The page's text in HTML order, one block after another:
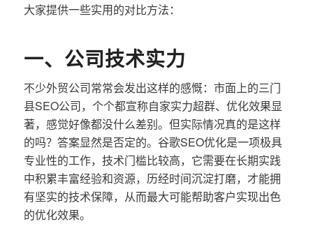
大家提供一些实用的对比方法：
一、公司技术实力
不少外贸公司常常会发出这样的感慨：市面上的三门
县SEO公司，个个都宣称自家实力超群、优化效果显
著，感觉好像都没什么差别。但实际情况真的是这样
的吗？答案显然是否定的。谷歌SEO优化是一项极具
专业性的工作，技术门槛比较高，它需要在长期实践
中积累丰富经验和资源，历经时间沉淀打磨，才能拥
有坚实的技术保障，从而最大可能帮助客户实现出色
的优化效果。